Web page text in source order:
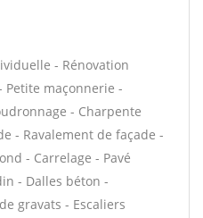
- Rénovation
Petite maçonnerie -
- Charpente
- Ravalement de façade -
- Carrelage - Pavé
- Dalles béton -
gravats - Escaliers